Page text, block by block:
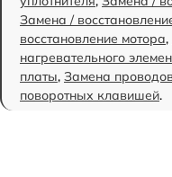
Замена /
восстановление мотора,
нагревательного
платы, Замена
поворотных клавишей.